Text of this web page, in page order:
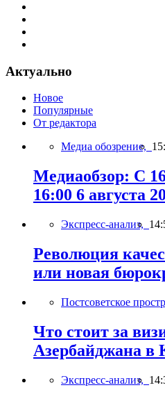
Актуально
Новое
Популярные
От редактора
Медиа обозрение,
Медиаобзор: С
16:00 6 августа
Экспресс-анализ,
Революция
или новая
Постсоветское
Что стоит за
Азербайджана в
Экспресс-анализ,